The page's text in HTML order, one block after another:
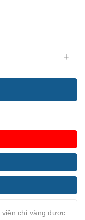
+
chỉ vàng được